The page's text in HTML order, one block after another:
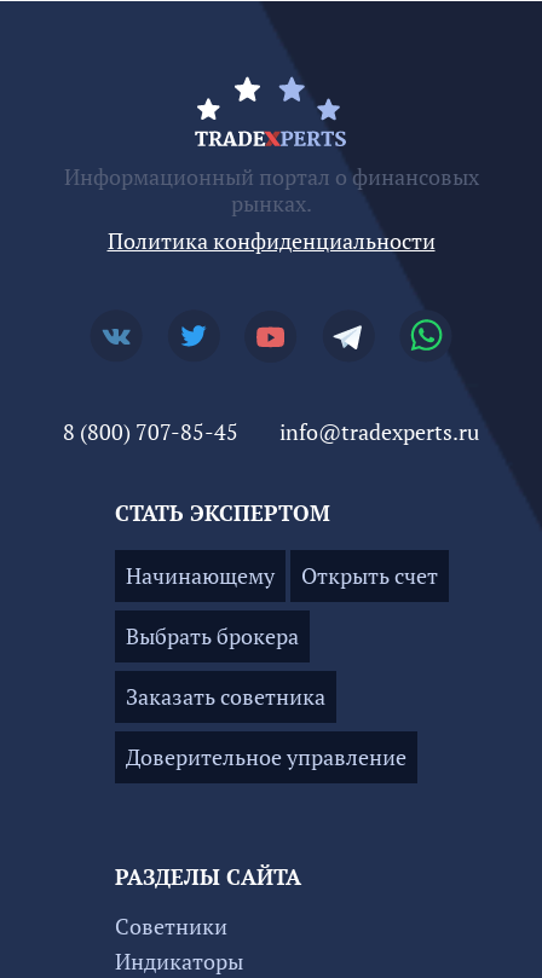
РАЗДЕЛЫ САЙТА
Советники
Индикаторы
Информационный портал о финансовых
рынках.
Политика конфиденциальности
8 (800) 707-85-45 info@tradexperts.ru
СТАТЬ ЭКСПЕРТОМ
Начинающему Открыть счет
Выбрать брокера
Заказать советника
Доверительное управление